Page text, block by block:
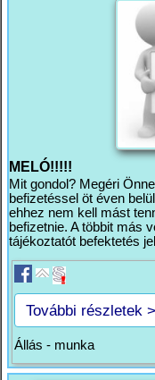
MELÓ!!!!!
Mit gondol? Megéri
befizetéssel öt éven
ehhez nem kell mást
befizetnie. A többit más
tájékoztatót befektetés
További részletek
Állás - munka